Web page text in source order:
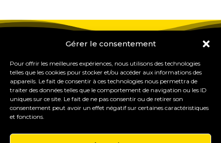
Gérer le consentement
Pour offrir les meilleures expériences, nous utilisons des technologies
telles que les cookies pour stocker et/ou accéder aux informations des
appareils. Le fait de consentir à ces technologies nous permettra de
traiter des données telles que le comportement de navigation ou les ID
uniques sur ce site. Le fait de ne pas consentir ou de retirer son
consentement peut avoir un effet négatif sur certaines caractéristiques
et fonctions.